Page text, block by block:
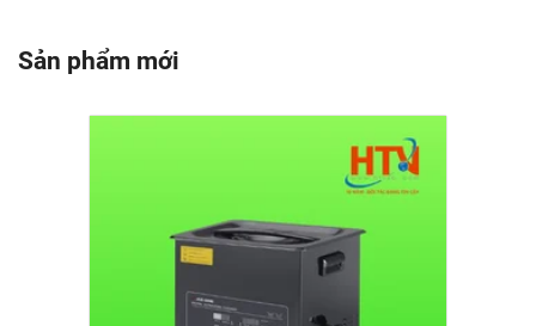
Sản phẩm mới